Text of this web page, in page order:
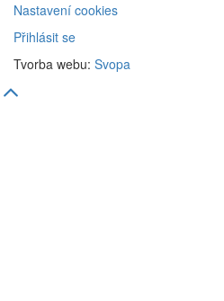
Nastavení cookies
Přihlásit se
Tvorba webu: Svopa